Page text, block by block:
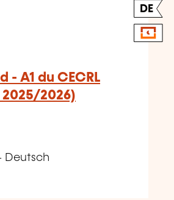
DE
- A1 du CECRL
2025/2026)
Deutsch